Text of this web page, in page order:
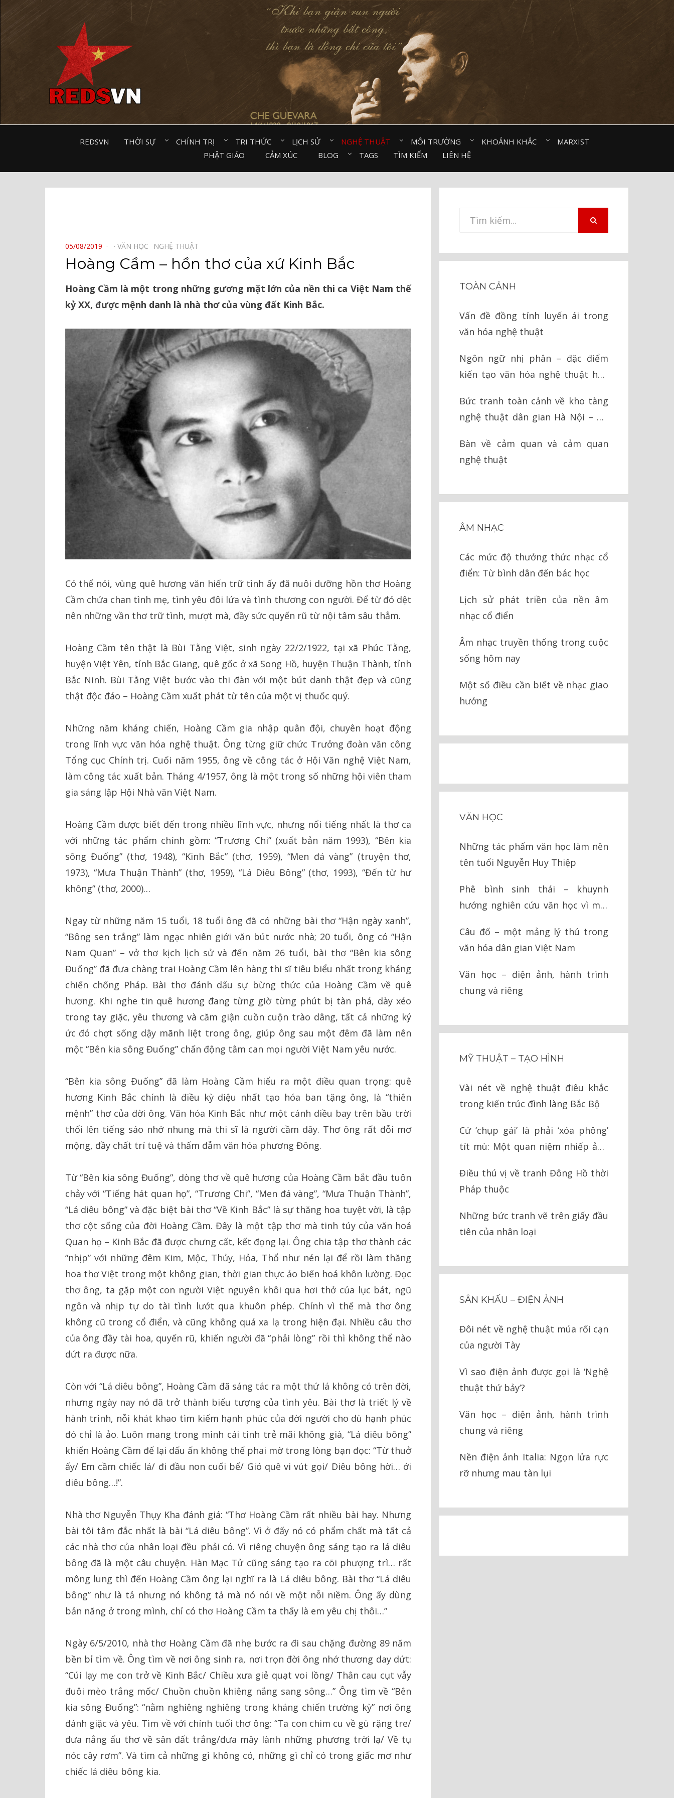
REDSVN THỜI SỰ⠀ CHÍNH TRỊ⠀ TRI THỨC⠀ LỊCH SỬ⠀ NGHỆ THUẬT⠀ MÔI TRƯỜNG⠀ KHOẢNH KHẮC⠀
MARXIST⠀
PHẬT GIÁO⠀
CẢM XÚC⠀ BLOG⠀ TAGS TÌM KIẾM LIÊN HỆ
POSTED
ON
05/08/2019 VĂN HỌC⠀ NGHỆ THUẬT⠀
Hoàng Cầm – hồn thơ của xứ Kinh Bắc
Hoàng Cầm là một trong những gương mặt lớn của nền thi ca Việt Nam thế
kỷ XX, được mệnh danh là nhà thơ của vùng đất Kinh Bắc.
Có thể nói, vùng quê hương văn hiến trữ tình ấy đã nuôi dưỡng hồn thơ Hoàng
Cầm chứa chan tình mẹ, tình yêu đôi lứa và tình thương con người. Để từ đó dệt
nên những vần thơ trữ tình, mượt mà, đầy sức quyến rũ từ nội tâm sâu thẳm.
Hoàng Cầm tên thật là Bùi Tằng Việt, sinh ngày 22/2/1922, tại xã Phúc Tằng,
huyện Việt Yên, tỉnh Bắc Giang, quê gốc ở xã Song Hồ, huyện Thuận Thành, tỉnh
Bắc Ninh. Bùi Tằng Việt bước vào thi đàn với một bút danh thật đẹp và cũng
thật độc đáo – Hoàng Cầm xuất phát từ tên của một vị thuốc quý.
Những năm kháng chiến, Hoàng Cầm gia nhập quân đội, chuyên hoạt động
trong lĩnh vực văn hóa nghệ thuật. Ông từng giữ chức Trưởng đoàn văn công
Tổng cục Chính trị. Cuối năm 1955, ông về công tác ở Hội Văn nghệ Việt Nam,
làm công tác xuất bản. Tháng 4/1957, ông là một trong số những hội viên tham
gia sáng lập Hội Nhà văn Việt Nam.
Hoàng Cầm được biết đến trong nhiều lĩnh vực, nhưng nổi tiếng nhất là thơ ca
với những tác phẩm chính gồm: “Trương Chi” (xuất bản năm 1993), “Bên kia
sông Đuống” (thơ, 1948), “Kinh Bắc” (thơ, 1959), “Men đá vàng” (truyện thơ,
1973), “Mưa Thuận Thành” (thơ, 1959), “Lá Diêu Bông” (thơ, 1993), “Đến từ hư
không” (thơ, 2000)…
Ngay từ những năm 15 tuổi, 18 tuổi ông đã có những bài thơ “Hận ngày xanh”,
“Bông sen trắng” làm ngạc nhiên giới văn bút nước nhà; 20 tuổi, ông có “Hận
Nam Quan” – vở thơ kịch lịch sử và đến năm 26 tuổi, bài thơ “Bên kia sông
Đuống” đã đưa chàng trai Hoàng Cầm lên hàng thi sĩ tiêu biểu nhất trong kháng
chiến chống Pháp. Bài thơ đánh dấu sự bừng thức của Hoàng Cầm về quê
hương. Khi nghe tin quê hương đang từng giờ từng phút bị tàn phá, dày xéo
trong tay giặc, yêu thương và căm giận cuồn cuộn trào dâng, tất cả những ký
ức đó chợt sống dậy mãnh liệt trong ông, giúp ông sau một đêm đã làm nên
một “Bên kia sông Đuống” chấn động tâm can mọi người Việt Nam yêu nước.
“Bên kia sông Đuống” đã làm Hoàng Cầm hiểu ra một điều quan trọng: quê
hương Kinh Bắc chính là điều kỳ diệu nhất tạo hóa ban tặng ông, là “thiên
mệnh” thơ của đời ông. Văn hóa Kinh Bắc như một cánh diều bay trên bầu trời
thổi lên tiếng sáo nhớ nhung mà thi sĩ là người cầm dây. Thơ ông rất đỗi mơ
mộng, đầy chất trí tuệ và thấm đẫm văn hóa phương Đông.
Từ “Bên kia sông Đuống”, dòng thơ về quê hương của Hoàng Cầm bắt đầu tuôn
chảy với “Tiếng hát quan họ”, “Trương Chi”, “Men đá vàng”, “Mưa Thuận Thành”,
“Lá diêu bông” và đặc biệt bài thơ “Về Kinh Bắc” là sự thăng hoa tuyệt vời, là tập
thơ cột sống của đời Hoàng Cầm. Đây là một tập thơ mà tinh túy của văn hoá
Quan họ – Kinh Bắc đã được chưng cất, kết đọng lại. Ông chia tập thơ thành các
“nhịp” với những đêm Kim, Mộc, Thủy, Hỏa, Thổ như nén lại để rồi làm thăng
hoa thơ Việt trong một không gian, thời gian thực ảo biến hoá khôn lường. Đọc
thơ ông, ta gặp một con người Việt nguyên khôi qua hơi thở của lục bát, ngũ
ngôn và nhịp tự do tài tình lướt qua khuôn phép. Chính vì thế mà thơ ông
không cũ trong cổ điển, và cũng không quá xa lạ trong hiện đại. Nhiều câu thơ
của ông đầy tài hoa, quyến rũ, khiến người đã “phải lòng” rồi thì không thể nào
dứt ra được nữa.
Còn với “Lá diêu bông”, Hoàng Cầm đã sáng tác ra một thứ lá không có trên đời,
nhưng ngày nay nó đã trở thành biểu tượng của tình yêu. Bài thơ là triết lý về
hành trình, nỗi khát khao tìm kiếm hạnh phúc của đời người cho dù hạnh phúc
đó chỉ là ảo. Luôn mang trong mình cái tình trẻ mãi không già, “Lá diêu bông”
khiến Hoàng Cầm để lại dấu ấn không thể phai mờ trong lòng bạn đọc: “Từ thuở
ấy/ Em cầm chiếc lá/ đi đầu non cuối bể/ Gió quê vi vút gọi/ Diêu bông hời… ới
diêu bông…!”.
Nhà thơ Nguyễn Thụy Kha đánh giá: “Thơ Hoàng Cầm rất nhiều bài hay. Nhưng
bài tôi tâm đắc nhất là bài “Lá diêu bông”. Vì ở đấy nó có phẩm chất mà tất cả
các nhà thơ của nhân loại đều phải có. Vì riêng chuyện ông sáng tạo ra lá diêu
bông đã là một câu chuyện. Hàn Mạc Tử cũng sáng tạo ra cõi phượng trì… rất
mông lung thì đến Hoàng Cầm ông lại nghĩ ra là Lá diêu bông. Bài thơ “Lá diêu
bông” như là tả nhưng nó không tả mà nó nói về một nỗi niềm. Ông ấy dùng
bản năng ở trong mình, chỉ có thơ Hoàng Cầm ta thấy là em yêu chị thôi…”
Ngày 6/5/2010, nhà thơ Hoàng Cầm đã nhẹ bước ra đi sau chặng đường 89 năm
bền bỉ tìm về. Ông tìm về nơi ông sinh ra, nơi trọn đời ông nhớ thương day dứt:
“Cúi lạy mẹ con trở về Kinh Bắc/ Chiều xưa giẻ quạt voi lồng/ Thân cau cụt vẫy
đuôi mèo trắng mốc/ Chuồn chuồn khiêng nắng sang sông…” Ông tìm về “Bên
kia sông Đuống”: “nằm nghiêng nghiêng trong kháng chiến trường kỳ” nơi ông
đánh giặc và yêu. Tìm về với chính tuổi thơ ông: “Ta con chim cu về gù rặng tre/
đưa nắng ấu thơ về sân đất trắng/đưa mây lành những phương trời lạ/ Về tụ
nóc cây rơm”. Và tìm cả những gì không có, những gì chỉ có trong giấc mơ như
chiếc lá diêu bông kia.
Tìm
TOÀN CẢNH
Vấn đề đồng tính luyến ái trong
văn hóa nghệ thuật
Ngôn ngữ nhị phân – đặc điểm
kiến tạo văn hóa nghệ thuật hậu
Bức tranh toàn cảnh về kho tàng
nghệ thuật dân gian Hà Nội – Hà
Bàn về cảm quan và cảm quan
nghệ thuật
ÂM NHẠC
Các mức độ thưởng thức nhạc cổ
điển: Từ bình dân đến bác học
Lịch sử phát triền của nền âm
nhạc cổ điển
Âm nhạc truyền thống trong cuộc
sống hôm nay
Một số điều cần biết về nhạc giao
hưởng
VĂN HỌC
Những tác phẩm văn học làm nên
tên tuổi Nguyễn Huy Thiệp
Phê bình sinh thái – khuynh
hướng nghiên cứu văn học vì môi
Câu đố – một mảng lý thú trong
văn hóa dân gian Việt Nam
Văn học – điện ảnh, hành trình
chung và riêng
MỸ THUẬT – TẠO HÌNH
Vài nét về nghệ thuật điêu khắc
trong kiến trúc đình làng Bắc Bộ
Cứ ‘chụp gái’ là phải ‘xóa phông’
tít mù: Một quan niệm nhiếp ảnh
Điều thú vị về tranh Đông Hồ thời
Pháp thuộc
Những bức tranh vẽ trên giấy đầu
tiên của nhân loại
SÂN KHẤU – ĐIỆN ẢNH
Đôi nét về nghệ thuật múa rối cạn
của người Tày
Vì sao điện ảnh được gọi là ‘Nghệ
thuật thứ bảy’?
Văn học – điện ảnh, hành trình
chung và riêng
Nền điện ảnh Italia: Ngọn lửa rực
rỡ nhưng mau tàn lụi